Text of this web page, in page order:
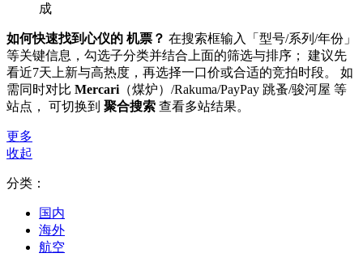
成
如何快速找到心仪的 机票？ 在搜索框输入「型号/系列/年份」
等关键信息，勾选子分类并结合上面的筛选与排序； 建议先
看近7天上新与高热度，再选择一口价或合适的竞拍时段。 如
需同时对比 Mercari （煤炉）/Rakuma/PayPay 跳蚤/骏河屋 等
站点， 可切换到 聚合搜索 查看多站结果。
更多
收起
分类：
国内
海外
航空